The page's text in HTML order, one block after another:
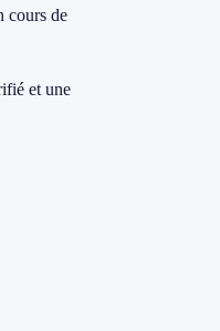
cours de
et une